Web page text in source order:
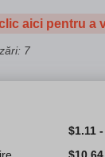
aici pentru a
7
$1.11 -